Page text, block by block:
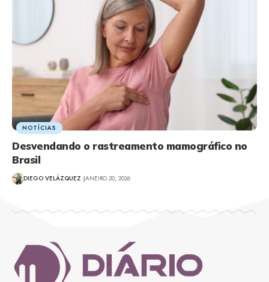
NOTÍCIAS
Desvendando o rastreamento mamográfico no
Brasil
DIEGO VELÁZQUEZ JANEIRO 20, 2026